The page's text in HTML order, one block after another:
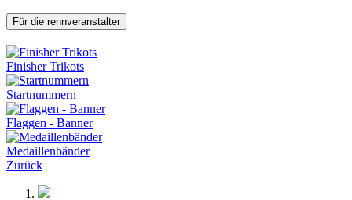
Für die rennveranstalter
Finisher Trikots
Startnummern
Flaggen - Banner
Medaillenbänder
Zurück